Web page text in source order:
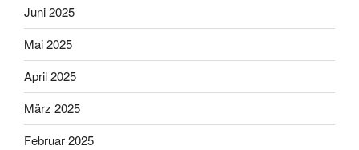
Juni 2025
Mai 2025
April 2025
März 2025
Februar 2025